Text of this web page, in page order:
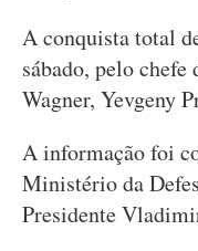
A conquista total
sábado, pelo
Wagner, Yevgeny
A informação foi
Ministério da
Presidente